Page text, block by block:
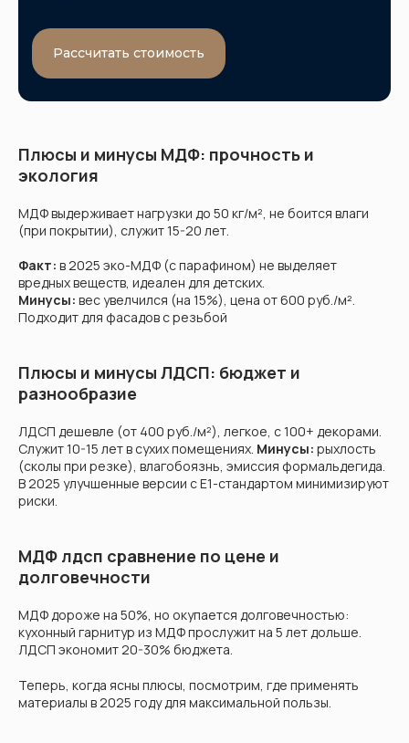
Рассчитать стоимость
Плюсы и минусы МДФ: прочность и
экология
МДФ выдерживает нагрузки до 50 кг/м², не боится влаги
(при покрытии), служит 15-20 лет.
Факт: в 2025 эко-МДФ (с парафином) не выделяет
вредных веществ, идеален для детских.
Минусы: вес увелчился (на 15%), цена от 600 руб./м².
Подходит для фасадов с резьбой
Плюсы и минусы ЛДСП: бюджет и
разнообразие
ЛДСП дешевле (от 400 руб./м²), легкое, с 100+ декорами.
Служит 10-15 лет в сухих помещениях. Минусы: рыхлость
(сколы при резке), влагобоязнь, эмиссия формальдегида.
В 2025 улучшенные версии с E1-стандартом минимизируют
риски.
МДФ лдсп сравнение по цене и
долговечности
МДФ дороже на 50%, но окупается долговечностью:
кухонный гарнитур из МДФ прослужит на 5 лет дольше.
ЛДСП экономит 20-30% бюджета.
Теперь, когда ясны плюсы, посмотрим, где применять
материалы в 2025 году для максимальной пользы.